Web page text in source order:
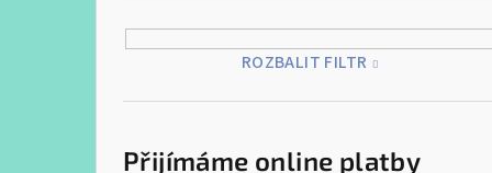
ROZBALIT FILTR
Přijímáme online platby